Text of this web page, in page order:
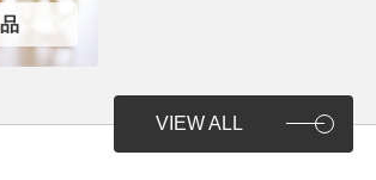
VIEW ALL